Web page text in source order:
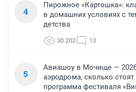
4
Пирожное «Картошка»:
в домашних условиях с
детства
30 202 13
5
Авиашоу в Мочище —
аэродрома, сколько
программа фестиваля